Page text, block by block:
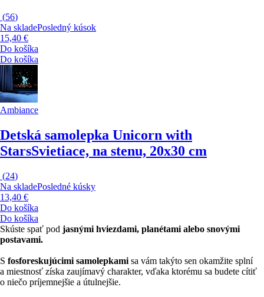
(56)
Na skladePosledný kúsok
15,40 €
Do košíka
Do košíka
Ambiance
Detská samolepka Unicorn with
StarsSvietiace, na stenu, 20x30 cm
(24)
Na skladePosledné kúsky
13,40 €
Do košíka
Do košíka
Skúste spať pod jasnými hviezdami, planétami alebo snovými
postavami.
S fosforeskujúcimi samolepkami sa vám takýto sen okamžite splní
a miestnosť získa zaujímavý charakter, vďaka ktorému sa budete cítiť
o niečo príjemnejšie a útulnejšie.